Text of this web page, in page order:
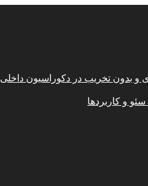
و بدون تخریب در دکوراسیون داخلی
و کاربردها